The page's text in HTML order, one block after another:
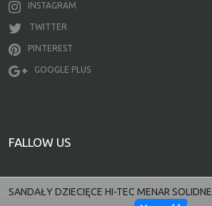
SANDAŁY DZIECIĘCE HI-TEC MENAR SOLIDNE
INSTAGRAM
TWITTER
PINTEREST
GOOGLE PLUS
FALLOW US